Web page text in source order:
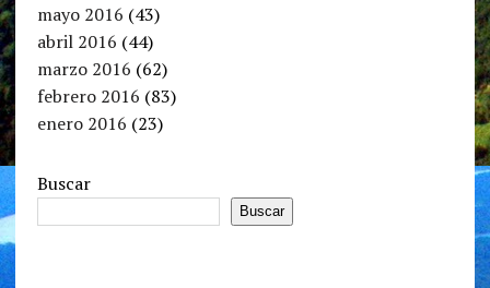
mayo 2016 (43)
abril 2016 (44)
marzo 2016 (62)
febrero 2016 (83)
enero 2016 (23)
Buscar
Buscar